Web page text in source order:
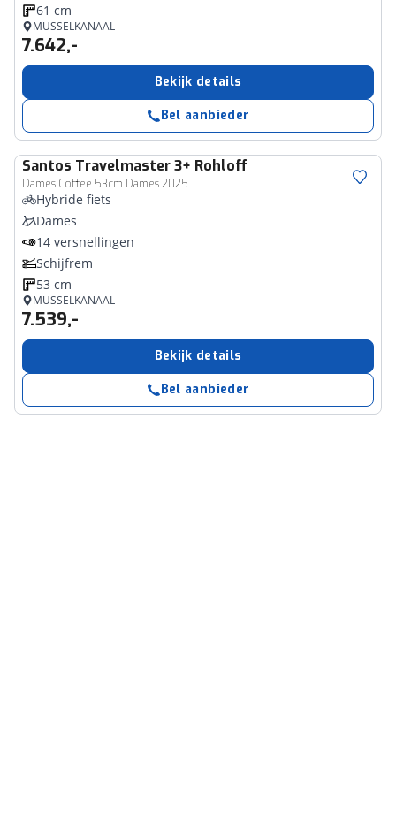
61 cm
MUSSELKANAAL
7.642,-
Bekijk details
Bel aanbieder
Santos Travelmaster 3+ Rohloff
Dames Coffee 53cm Dames 2025
Hybride fiets
Dames
14 versnellingen
Schijfrem
53 cm
MUSSELKANAAL
7.539,-
Bekijk details
Bel aanbieder